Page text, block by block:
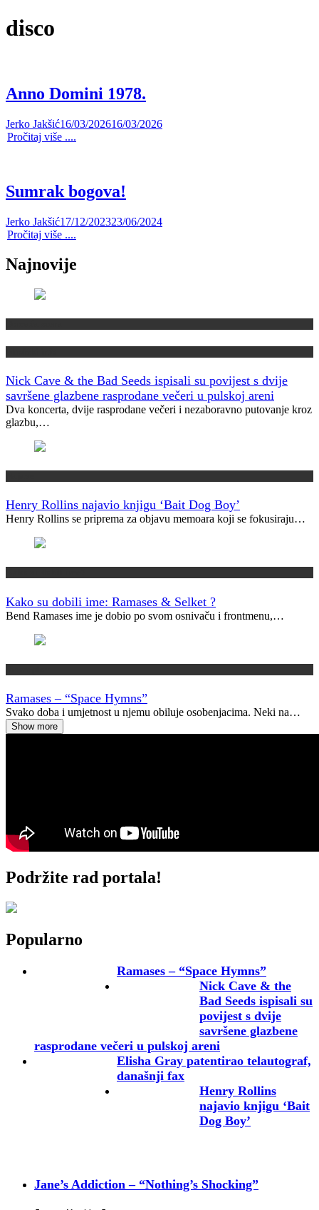
disco
Anno Domini 1978.
Jerko Jakšić16/03/202616/03/2026
Pročitaj više ....
Sumrak bogova!
Jerko Jakšić17/12/202323/06/2024
Pročitaj više ....
Najnovije
Nick Cave & the Bad Seeds ispisali su povijest s dvije
savršene glazbene rasprodane večeri u pulskoj areni
Dva koncerta, dvije rasprodane večeri i nezaboravno putovanje kroz
glazbu,…
Henry Rollins najavio knjigu ‘Bait Dog Boy’
Henry Rollins se priprema za objavu memoara koji se fokusiraju…
Kako su dobili ime: Ramases & Selket ?
Bend Ramases ime je dobio po svom osnivaču i frontmenu,…
Ramases – “Space Hymns”
Svako doba i umjetnost u njemu obiluje osobenjacima. Neki na…
Show more
Podržite rad portala!
Popularno
Ramases – “Space Hymns”
Nick Cave & the
Bad Seeds ispisali su
povijest s dvije
savršene glazbene
rasprodane večeri u pulskoj areni
Elisha Gray patentirao telautograf,
današnji fax
Henry Rollins
najavio knjigu ‘Bait
Dog Boy’
Jane’s Addiction – “Nothing’s Shocking”